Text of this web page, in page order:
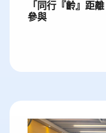
「同行『齡』距
參與